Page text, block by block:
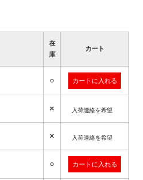
在
庫
カート
○
× 入荷連絡を希望
× 入荷連絡を希望
○